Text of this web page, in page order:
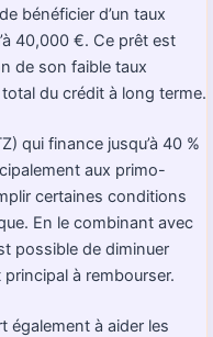
bénéficier d’un taux
40,000 €. Ce prêt est
de son faible taux
du crédit à long terme.
qui finance jusqu’à 40 %
aux primo-
certaines conditions
En le combinant avec
possible de diminuer
à rembourser.
également à aider les